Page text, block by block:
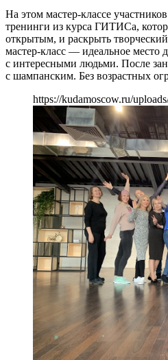
На этом мастер-классе
тренинги из курса ГИТИСа,
открытым, и раскрыть
мастер-класс — идеальное место
с интересными людьми. После
с шампанским. Без возрастных
https://kudamoscow.ru/